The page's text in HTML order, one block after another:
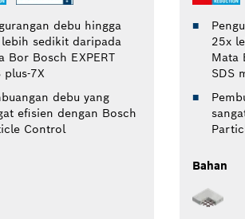
debu hingga
sedikit daripada
Bor Bosch EXPERT
plus-7X
debu yang
efisien dengan Bosch
Control
25x
Mata
SDS
Bahan